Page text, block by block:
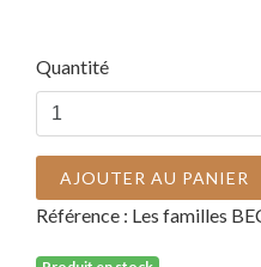
Quantité
AJOUTER AU PANIER
Référence : Les familles